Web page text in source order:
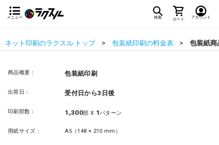
メニュー 検索 カート アカウント
ネット印刷のラクスル トップ 包装紙印刷の料金表 包装紙商
商品概要： 包装紙印刷
出荷日： 受付日から3日後
印刷部数： 1,300部 X 1パターン
用紙サイズ： A5（148 × 210 mm）